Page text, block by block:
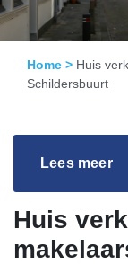
Home > Huis
Schildersbuurt
Lees meer
Huis